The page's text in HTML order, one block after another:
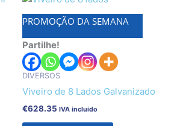
PROMOÇÃO DA SEMANA
Partilhe!
DIVERSOS
Viveiro de 8 Lados Galvanizado
€628.35 IVA incluido